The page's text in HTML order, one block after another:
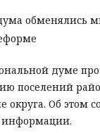
обменялись
думе
поселений
округа. Об этом
информации.